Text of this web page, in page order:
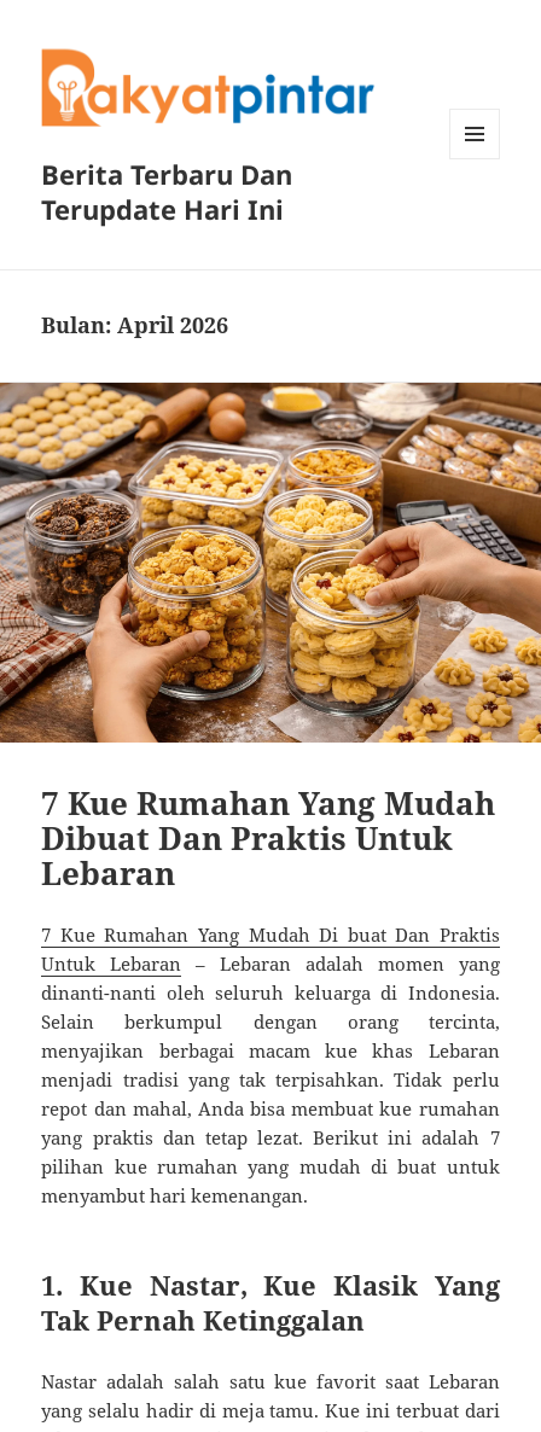
Berita Terbaru Dan
Terupdate Hari Ini
Bulan:April 2026
7 Kue Rumahan Yang Mudah
Dibuat Dan Praktis Untuk
Lebaran
7 Kue Rumahan Yang Mudah Di buat Dan Praktis
Untuk Lebaran – Lebaran adalah momen yang
dinanti-nanti oleh seluruh keluarga di Indonesia.
Selain berkumpul dengan orang tercinta,
menyajikan berbagai macam kue khas Lebaran
menjadi tradisi yang tak terpisahkan. Tidak perlu
repot dan mahal, Anda bisa membuat kue rumahan
yang praktis dan tetap lezat. Berikut ini adalah 7
pilihan kue rumahan yang mudah di buat untuk
menyambut hari kemenangan.
1. Kue Nastar, Kue Klasik Yang
Tak Pernah Ketinggalan
Nastar adalah salah satu kue favorit saat Lebaran
yang selalu hadir di meja tamu. Kue ini terbuat dari